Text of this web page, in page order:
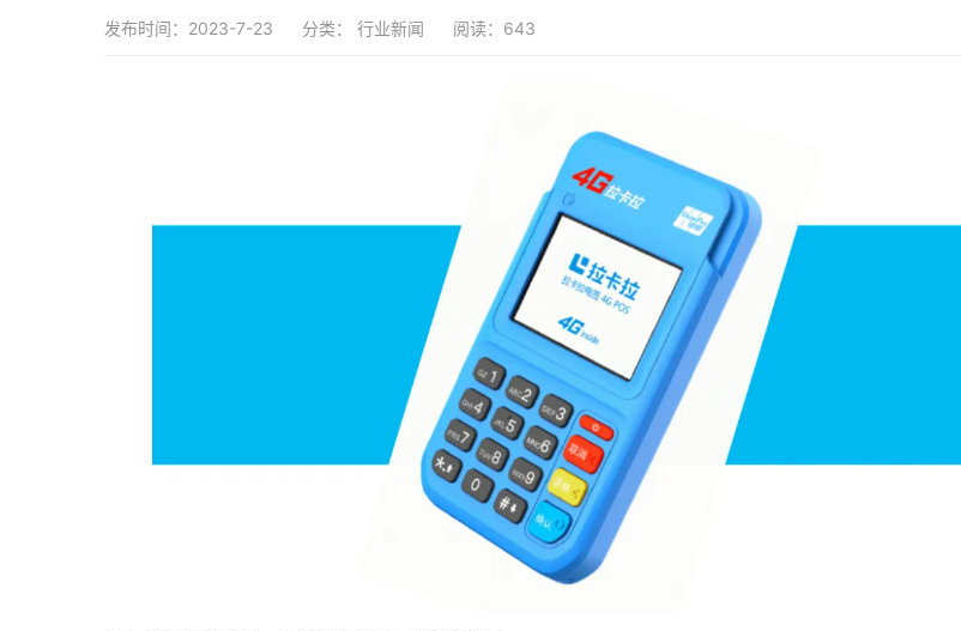
发布时间：2023-7-23 分类： 行业新闻 阅读：643